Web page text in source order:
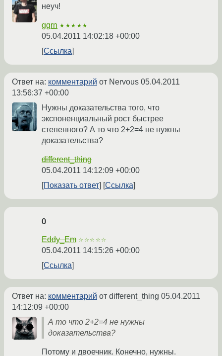
неуч!
ggrn ★★★★★
05.04.2011 14:02:18 +00:00
Ссылка
Ответ на: комментарий от Nervous 05.04.2011
13:56:37 +00:00
Нужны доказательства того, что
экспоненциальный рост быстрее
степенного? А то что 2+2=4 не нужны
доказательства?
different_thing
05.04.2011 14:12:09 +00:00
Показать ответ
Ссылка
0
Eddy_Em ☆☆☆☆☆
05.04.2011 14:15:26 +00:00
Ссылка
Ответ на: комментарий от different_thing 05.04.2011
14:12:09 +00:00
А то что 2+2=4 не нужны
доказательства?
Потому и двоечник. Конечно, нужны.